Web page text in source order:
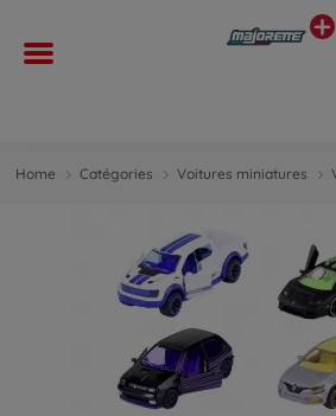
Home Catégories Voitures miniatures